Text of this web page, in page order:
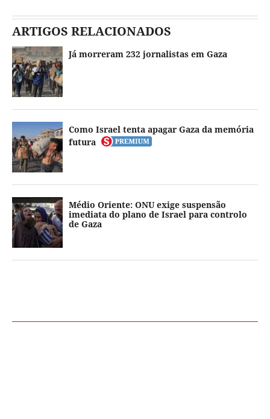
ARTIGOS RELACIONADOS
Já morreram 232 jornalistas em Gaza
Como Israel tenta apagar Gaza da memória
futura
Médio Oriente: ONU exige suspensão
imediata do plano de Israel para controlo
de Gaza